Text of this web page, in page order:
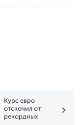
Курс евро
отскочил от
рекордных